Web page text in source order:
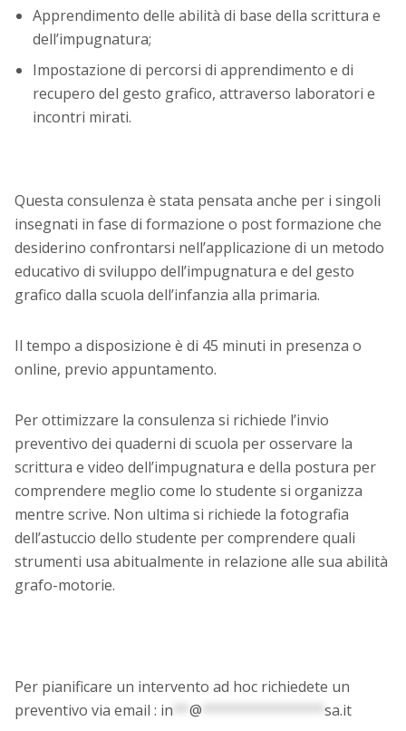
Apprendimento delle abilità di base della scrittura e
dell’impugnatura;
Impostazione di percorsi di apprendimento e di
recupero del gesto grafico, attraverso laboratori e
incontri mirati.
Questa consulenza è stata pensata anche per i singoli
insegnati in fase di formazione o post formazione che
desiderino confrontarsi nell’applicazione di un metodo
educativo di sviluppo dell’impugnatura e del gesto
grafico dalla scuola dell’infanzia alla primaria.
Il tempo a disposizione è di 45 minuti in presenza o
online, previo appuntamento.
Per ottimizzare la consulenza si richiede l’invio
preventivo dei quaderni di scuola per osservare la
scrittura e video dell’impugnatura e della postura per
comprendere meglio come lo studente si organizza
mentre scrive. Non ultima si richiede la fotografia
dell’astuccio dello studente per comprendere quali
strumenti usa abitualmente in relazione alle sua abilità
grafo-motorie.
Per pianificare un intervento ad hoc richiedete un
preventivo via email : in @ sa.it